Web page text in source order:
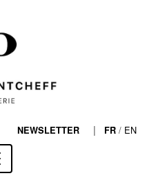
NEWSLETTER | FR / EN